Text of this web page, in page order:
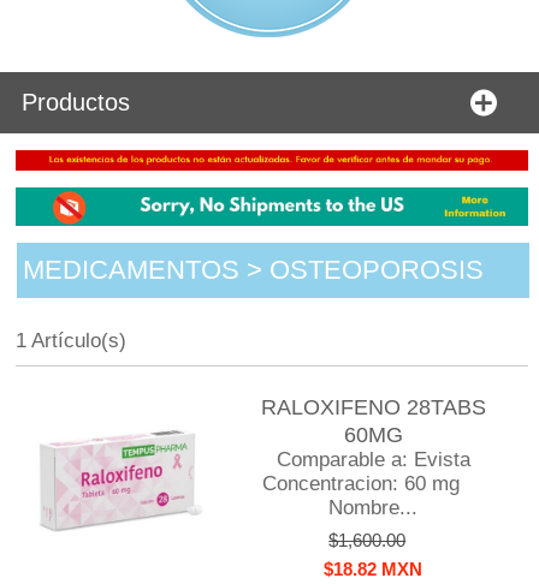
Productos
MEDICAMENTOS > OSTEOPOROSIS
1 Artículo(s)
RALOXIFENO 28TABS
60MG
Comparable a: Evista
Concentracion: 60 mg
Nombre...
$1,600.00
$18.82 MXN